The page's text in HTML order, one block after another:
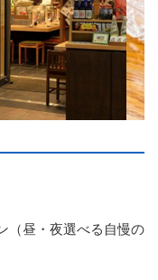
（昼・夜選べる自慢の